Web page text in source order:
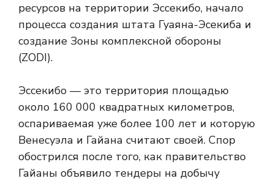
ресурсов на территории Эссекибо, начало
процесса создания штата Гуаяна-Эсекиба и
создание Зоны комплексной обороны
(ZODI).
Эссекибо — это территория площадью
около 160 000 квадратных километров,
оспариваемая уже более 100 лет и которую
Венесуэла и Гайана считают своей. Спор
обострился после того, как правительство
Гайаны объявило тендеры на добычу